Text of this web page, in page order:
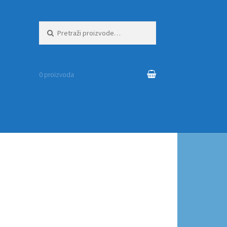
0 proizvoda